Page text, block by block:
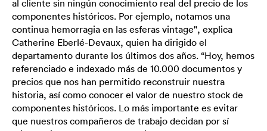
al cliente sin ningún conocimiento real del precio de los
componentes históricos. Por ejemplo, notamos una
continua hemorragia en las esferas vintage", explica
Catherine Eberlé-Devaux, quien ha dirigido el
departamento durante los últimos dos años. “Hoy, hemos
referenciado e indexado más de 10.000 documentos y
precios que nos han permitido reconstruir nuestra
historia, así como conocer el valor de nuestro stock de
componentes históricos. Lo más importante es evitar
que nuestros compañeros de trabajo decidan por sí